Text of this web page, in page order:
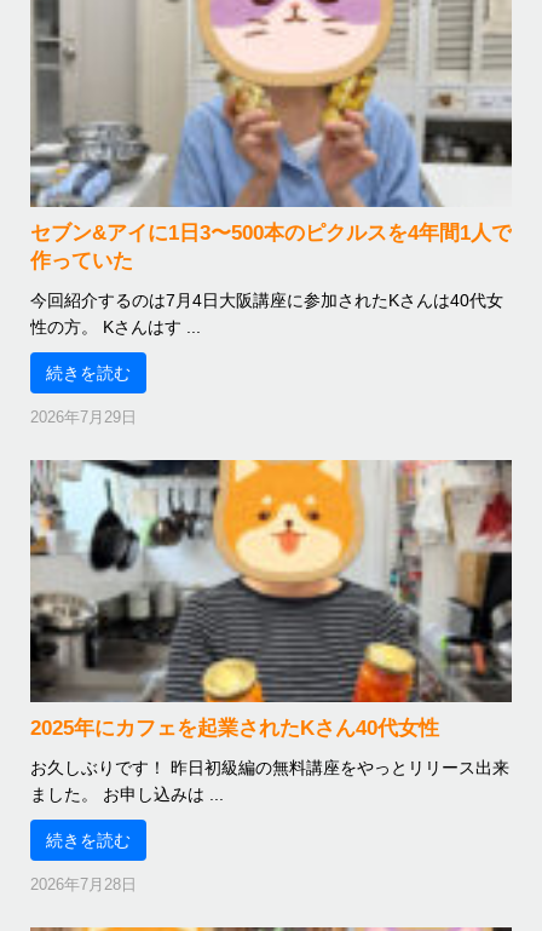
セブン&アイに1日3〜500本のピクルスを4年間1人で
作っていた
今回紹介するのは7月4日大阪講座に参加されたKさんは40代女
性の方。 Kさんはす ...
続きを読む
2026年7月29日
2025年にカフェを起業されたKさん40代女性
お久しぶりです！ 昨日初級編の無料講座をやっとリリース出来
ました。 お申し込みは ...
続きを読む
2026年7月28日